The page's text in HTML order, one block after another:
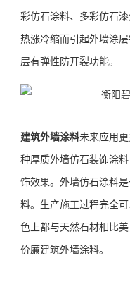
彩仿石涂料、多彩仿石漆
热涨冷缩而引起外墙涂
层有弹性防开裂功能。
建筑外墙涂料未来应用
种厚质外墙仿石装饰涂料
饰效果。 外墙仿石涂料
料。 生产施工过程完全
色上都与天然石材相 比
价廉建筑外墙涂料。